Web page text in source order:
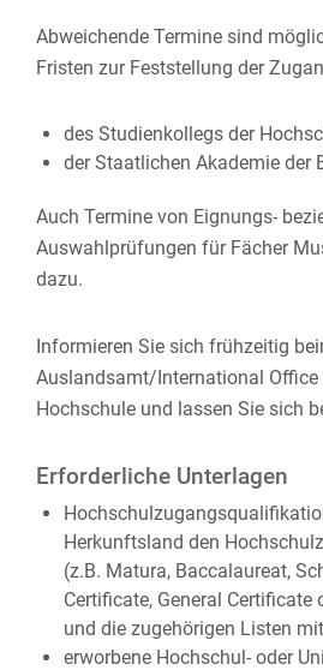
Abweichende Termine sind
Fristen zur Feststellung der
des Studienkollegs der
der Staatlichen Akademie der
Auch Termine von Eignungs-
Auswahlprüfungen für Fächer
dazu.
Informieren Sie sich frühzeitig
Auslandsamt/International Office
Hochschule und lassen Sie sich
Erforderliche Unterlagen
Herkunftsland den
(z.B. Matura, Baccalaureat,
Certificate, General Certificate
und die zugehörigen Listen
erworbene Hochschul- oder